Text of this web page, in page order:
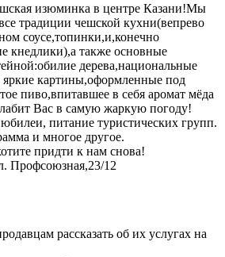
изюминка в центре Казани!Мы
традиции чешской кухни(вепрево
соусе,топинки,и,конечно
кнедлики),а также основные
дерева,национальные
картины,оформленные под
пиво,впитавшее в себя аромат мёда
Вас в самую жаркую погоду!
питание туристических групп.
и многое другое.
придти к нам снова!
Профсоюзная,23/12
рассказать об их услугах на